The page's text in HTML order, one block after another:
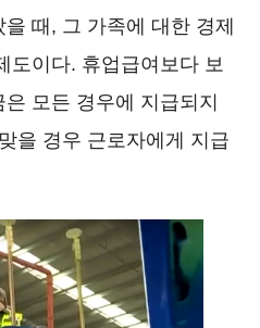
때, 그 가족에 대한 경제
도이다. 휴업급여보다 보
모든 경우에 지급되지
을 경우 근로자에게 지급